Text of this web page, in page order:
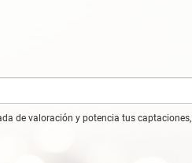
de valoración y potencia tus captaciones,